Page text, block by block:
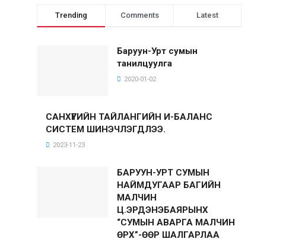
Trending Comments Latest
Баруун-Урт сумын
танилцуулга
2020-01-02
САНХҮҮГИЙН ТАЙЛАНГИЙН И-БАЛАНС
СИСТЕМ ШИНЭЧЛЭГДЛЭЭ.
2023-11-23
БАРУУН-УРТ СУМЫН
НАЙМДУГААР БАГИЙН
МАЛЧИН
Ц.ЭРДЭНЭБАЯРЫНХ
“СУМЫН АВАРГА МАЛЧИН
ӨРХ”-ӨӨР ШАЛГАРЛАА